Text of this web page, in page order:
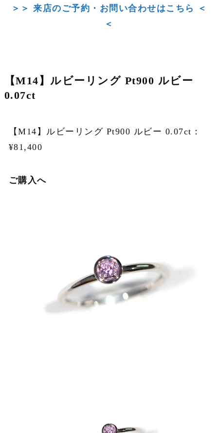
＞＞ 来店のご予約・お問い合わせはこちら ＜
＜
【M14】ルビーリング Pt900 ルビー
0.07ct
【M14】ルビーリング Pt900 ルビー 0.07ct：
¥81,400
ご購入へ